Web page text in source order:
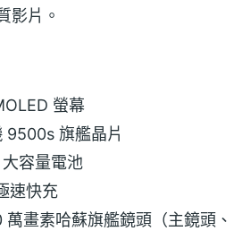
影片。
螢幕
9500s 旗艦晶片
容量電池
速快充
畫素哈蘇旗艦鏡頭（主鏡頭、